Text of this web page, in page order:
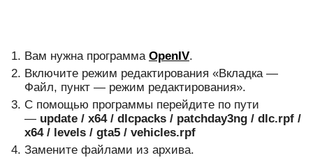
Вам нужна программа OpenIV.
Включите режим редактирования «Вкладка —
Файл, пункт — режим редактирования».
С помощью программы перейдите по пути
— update / x64 / dlcpacks / patchday3ng / dlc.rpf /
x64 / levels / gta5 / vehicles.rpf
Замените файлами из архива.